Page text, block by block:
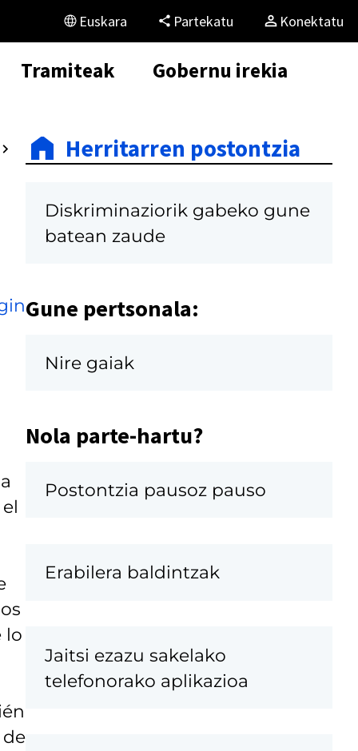
Euskara Partekatu Konektatu
Tramiteak Gobernu irekia
lo
Herritarren postontzia
Diskriminaziorik gabeko gune
batean zaude
Gune pertsonala:
Nire gaiak
Nola parte-hartu?
Postontzia pausoz pauso
Erabilera baldintzak
Jaitsi ezazu sakelako
telefonorako aplikazioa